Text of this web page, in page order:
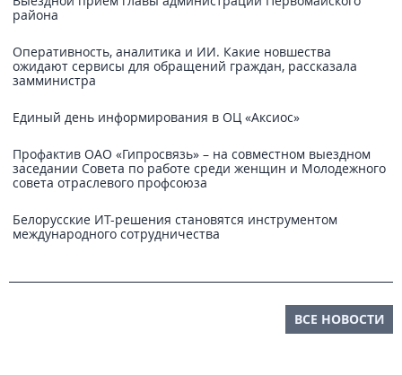
района
Оперативность, аналитика и ИИ. Какие новшества
ожидают сервисы для обращений граждан, рассказала
замминистра
Единый день информирования в ОЦ «Аксиос»
Профактив ОАО «Гипросвязь» – на совместном выездном
заседании Совета по работе среди женщин и Молодежного
совета отраслевого профсоюза
Белорусские ИТ-решения становятся инструментом
международного сотрудничества
ВСЕ НОВОСТИ